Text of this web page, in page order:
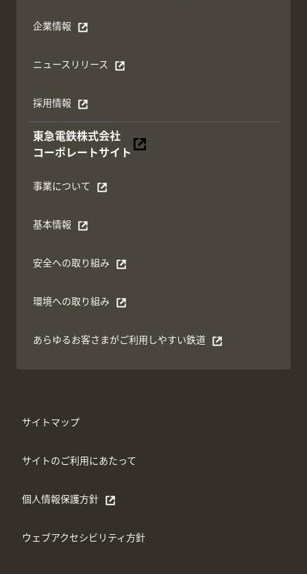
企業情報
別ウィンドウで開く
ニュースリリース
別ウィンドウで開く
採用情報
別ウィンドウで開く
東急電鉄株式会社
コーポレートサイト
別ウィンドウで開く
事業について
別ウィンドウで開く
基本情報
別ウィンドウで開く
安全への取り組み
別ウィンドウで開く
環境への取り組み
別ウィンドウで開く
あらゆるお客さまがご利⽤しやすい鉄道
別ウィンドウで開く
サイトマップ
サイトのご利用にあたって
個人情報保護方針
別ウィンドウで開く
ウェブアクセシビリティ方針